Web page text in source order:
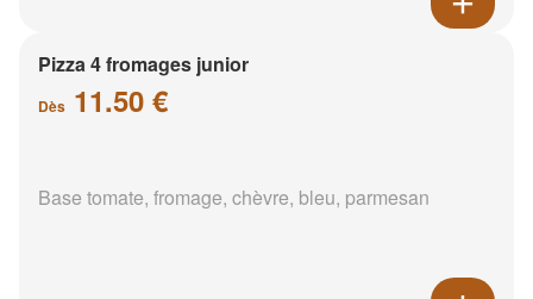
Pizza 4 fromages junior
Dès 11.50 €
Base tomate, fromage, chèvre, bleu, parmesan